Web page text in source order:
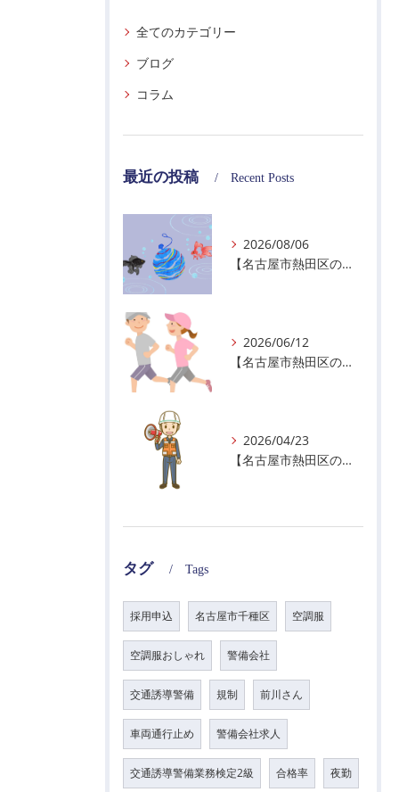
全てのカテゴリー
ブログ
コラム
最近の投稿 Recent Posts
2026/08/06
【名古屋市熱田区の警備会社】夏季休業のお知らせ
2026/06/12
【名古屋市熱田区の警備会社】暑熱順化で熱中症対策を！
2026/04/23
【名古屋市熱田区の警備会社】GWの面接状況について！
タグ Tags
採用申込 名古屋市千種区 空調服
空調服おしゃれ 警備会社
交通誘導警備 規制 前川さん
車両通行止め 警備会社求人
交通誘導警備業務検定2級 合格率 夜勤